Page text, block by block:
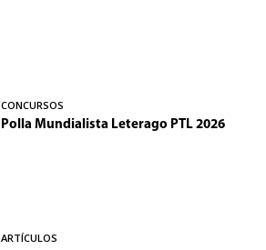
CONCURSOS
Polla Mundialista Leterago PTL 2026
ARTÍCULOS